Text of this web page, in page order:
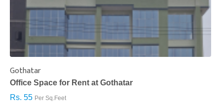
Gothatar
Office Space for Rent at Gothatar
Rs. 55 Per Sq.Feet